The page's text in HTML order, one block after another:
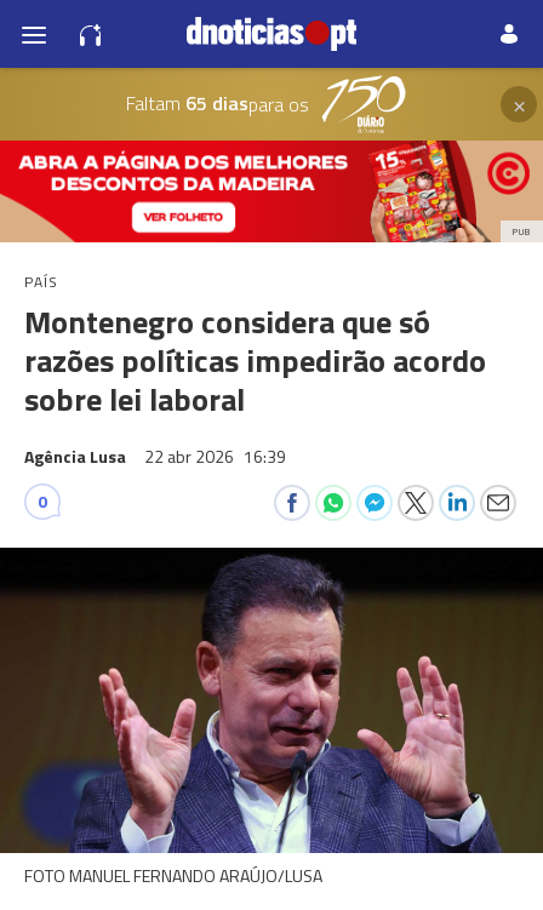
Faltam 65 diaspara os ×
PUB
PAÍS
Montenegro considera que só
razões políticas impedirão acordo
sobre lei laboral
Agência Lusa 22 abr 2026 16:39
0
FOTO MANUEL FERNANDO ARAÚJO/LUSA